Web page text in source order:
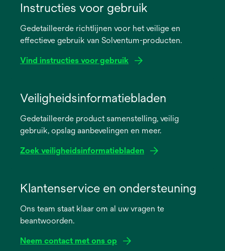
Instructies voor gebruik
Gedetailleerde richtlijnen voor het veilige en
effectieve gebruik van Solventum-producten.
Vind instructies voor gebruik
new
Veiligheidsinformatiebladen
Gedetailleerde product samenstelling, veilig
gebruik, opslag aanbevelingen en meer.
Zoek veiligheidsinformatiebladen
new
Klantenservice en ondersteuning
Ons team staat klaar om al uw vragen te
beantwoorden.
Neem contact met ons op